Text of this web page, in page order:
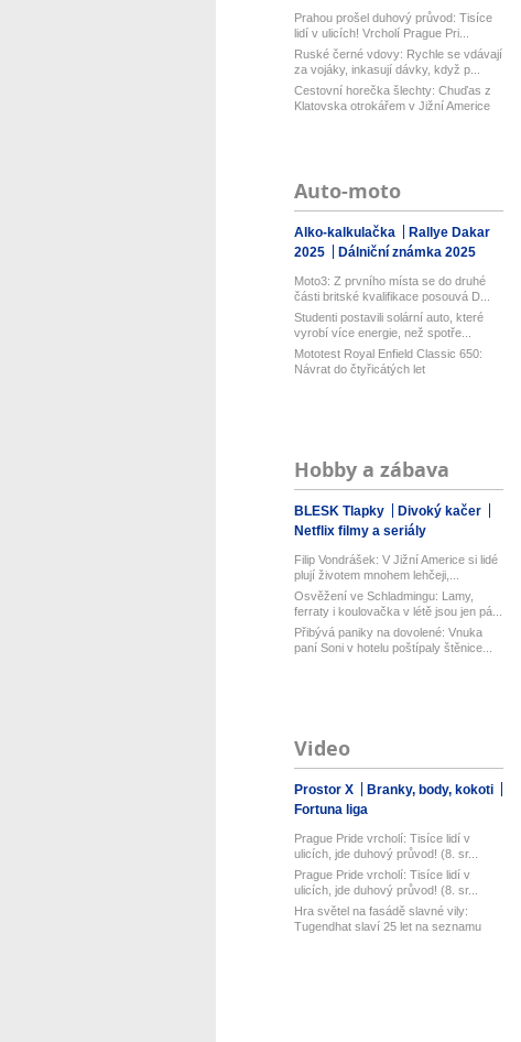
Prahou prošel duhový průvod: Tisíce
lidí v ulicích! Vrcholí Prague Pri...
Ruské černé vdovy: Rychle se vdávají
za vojáky, inkasují dávky, když p...
Cestovní horečka šlechty: Chuďas z
Klatovska otrokářem v Jižní Americe
Auto-moto
Alko-kalkulačka
Rallye Dakar
2025
Dálniční známka 2025
Moto3: Z prvního místa se do druhé
části britské kvalifikace posouvá D...
Studenti postavili solární auto, které
vyrobí více energie, než spotře...
Mototest Royal Enfield Classic 650:
Návrat do čtyřicátých let
Hobby a zábava
BLESK Tlapky
Divoký kačer
Netflix filmy a seriály
Filip Vondrášek: V Jižní Americe si lidé
plují životem mnohem lehčeji,...
Osvěžení ve Schladmingu: Lamy,
ferraty i koulovačka v létě jsou jen pá...
Přibývá paniky na dovolené: Vnuka
paní Soni v hotelu poštípaly štěnice...
Video
Prostor X
Branky, body, kokoti
Fortuna liga
Prague Pride vrcholí: Tisíce lidí v
ulicích, jde duhový průvod! (8. sr...
Prague Pride vrcholí: Tisíce lidí v
ulicích, jde duhový průvod! (8. sr...
Hra světel na fasádě slavné vily:
Tugendhat slaví 25 let na seznamu